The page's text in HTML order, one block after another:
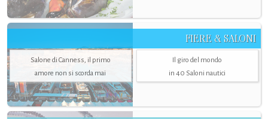
FIERE & SALONI
Salone di Canness, il primo
amore non si scorda mai
Il giro del mondo
in 40 Saloni nautici